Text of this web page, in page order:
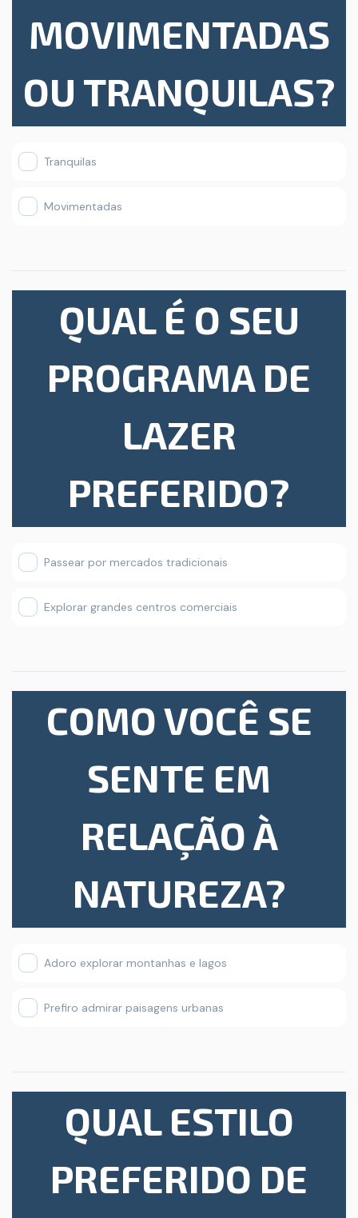
MOVIMENTADAS
OU TRANQUILAS?
Tranquilas
Movimentadas
QUAL É O SEU
PROGRAMA DE
LAZER
PREFERIDO?
Passear por mercados tradicionais
Explorar grandes centros comerciais
COMO VOCÊ SE
SENTE EM
RELAÇÃO À
NATUREZA?
Adoro explorar montanhas e lagos
Prefiro admirar paisagens urbanas
QUAL ESTILO
PREFERIDO DE